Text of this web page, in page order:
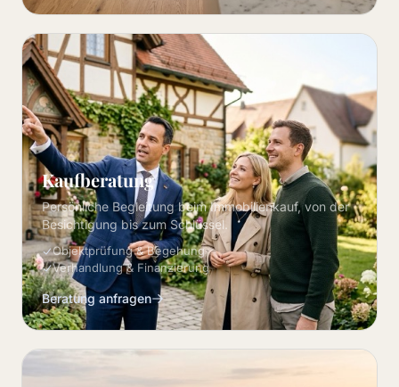
Kaufberatung
Persönliche Begleitung beim Immobilienkauf, von der
Besichtigung bis zum Schlüssel.
Objektprüfung & Begehung
Verhandlung & Finanzierung
Beratung anfragen